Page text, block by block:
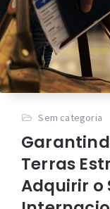
Sem categoria
Terras
Adquirir o